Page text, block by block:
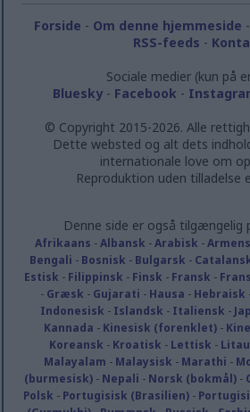
Forside - Om denne hjemmeside -
RSS-feeds -
Sociale medier (kun på
Bluesky- Facebook -
© Copyright 2015-2026. Alle
Dette websted og alt dets
internationale love om
Reproduktion uden tilladelse
Denne side er også tilgængelig
Afrikaans -Albansk -Arabisk -
Bengali - Bosnisk - Bulgarsk -
Estisk - Filippinsk - Finsk - Fransk -
- Græsk - Gujarati - Hausa - Hebraisk
Indonesisk - Islandsk - Italiensk -
Kannada - Kinesisk (forenklet)-
Koreansk - Kroatisk - Lettisk -
Malayalam - Malaysisk - Marathi -
(burmesisk) - Nepali - Norsk (bokmål) -
Polsk - Portugisisk (Brasilien)-